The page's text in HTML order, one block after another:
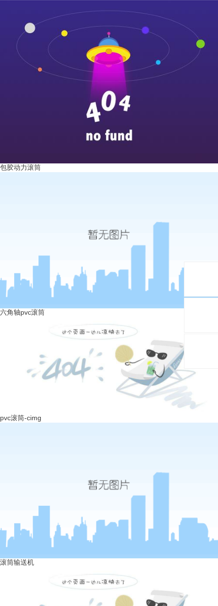
包胶动力滚筒
六角轴pvc滚筒
pvc滚筒-cimg
滚筒输送机